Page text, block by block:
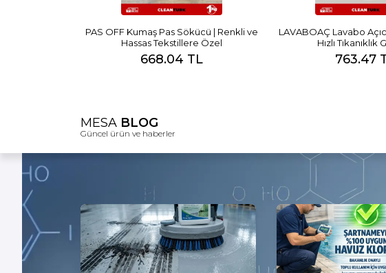
PAS OFF Kumaş Pas Sökücü | Renkli ve
Hassas Tekstillere Özel
668.04 TL
LAVABOAÇ Lavabo
Hızlı Tıkanıklık
763.47
MESA BLOG
Güncel ürün ve haberler